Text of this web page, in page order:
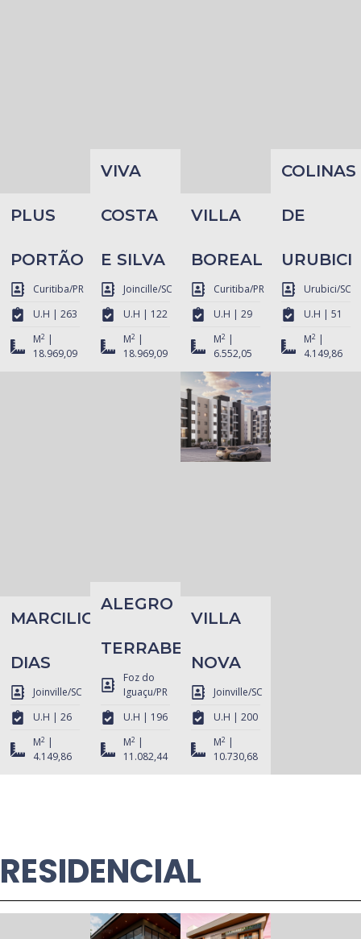
PLUS
PORTÃO
Curitiba/PR
U.H | 263
M2 |
18.969,09
VIVA
COSTA
E SILVA
Joincille/SC
U.H | 122
M2 |
18.969,09
VILLA
BOREAL
Curitiba/PR
U.H | 29
M2 |
6.552,05
COLINAS
DE
URUBICI
Urubici/SC
U.H | 51
M2 |
4.149,86
MARCILIO
DIAS
Joinville/SC
U.H | 26
M2 |
4.149,86
ALEGRO
TERRABELA
Foz do
Iguaçu/PR
U.H | 196
M2 |
11.082,44
VILLA
NOVA
Joinville/SC
U.H | 200
M2 |
10.730,68
RESIDENCIAL